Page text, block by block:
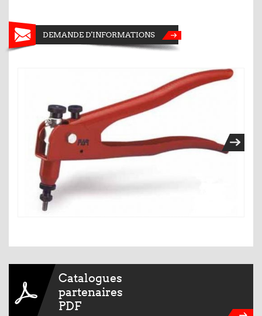
DEMANDE D'INFORMATIONS
Catalogues
partenaires
PDF